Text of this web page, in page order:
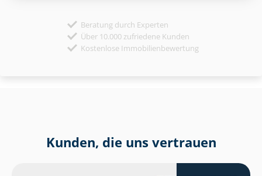
Beratung durch Experten
Über 10.000 zufriedene Kunden
Kostenlose Immobilienbewertung
Kunden, die uns vertrauen